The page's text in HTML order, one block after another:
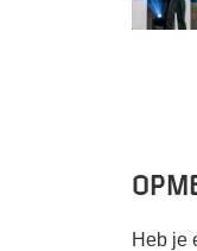
Heb je